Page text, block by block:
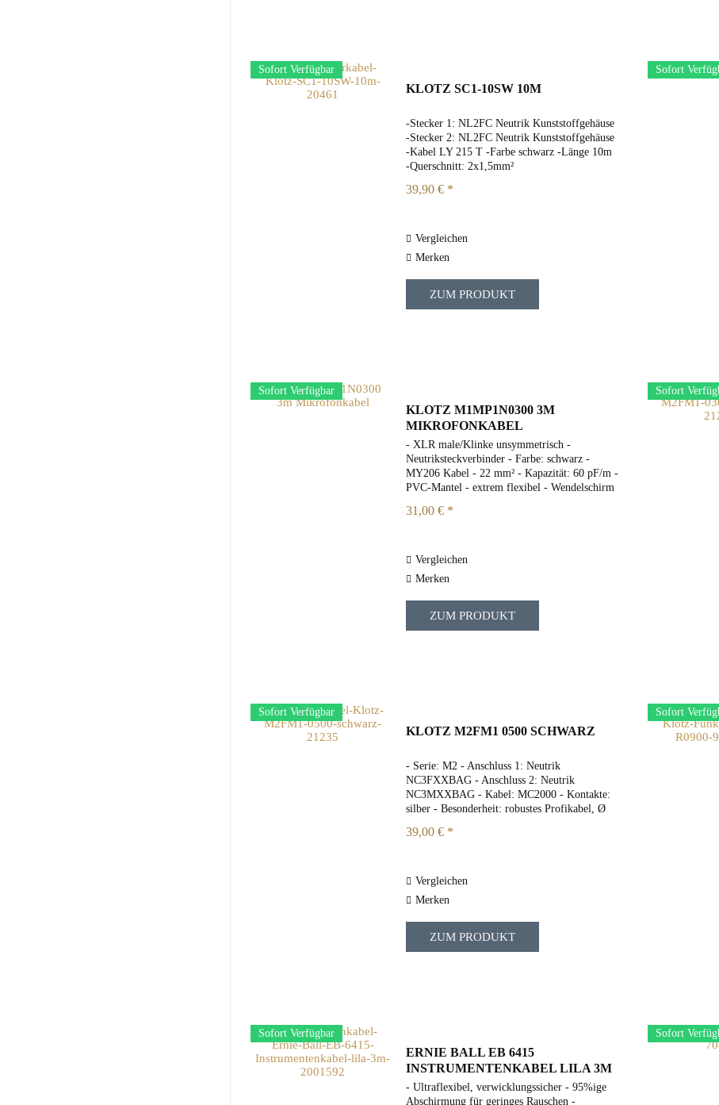
Sofort Verfügbar
KLOTZ SC1-10SW 10M
-Stecker 1: NL2FC Neutrik Kunststoffgehäuse
-Stecker 2: NL2FC Neutrik Kunststoffgehäuse
-Kabel LY 215 T -Farbe schwarz -Länge 10m
-Querschnitt: 2x1,5mm²
39,90 € *
Vergleichen
Merken
ZUM PRODUKT
Sofort
Sofort Verfügbar
KLOTZ M1MP1N0300 3M
MIKROFONKABEL
- XLR male/Klinke unsymmetrisch -
Neutriksteckverbinder - Farbe: schwarz -
MY206 Kabel - 22 mm² - Kapazität: 60 pF/m -
PVC-Mantel - extrem flexibel - Wendelschirm
31,00 € *
Vergleichen
Merken
ZUM PRODUKT
Sofort
Sofort Verfügbar
KLOTZ M2FM1 0500 SCHWARZ
- Serie: M2 - Anschluss 1: Neutrik
NC3FXXBAG - Anschluss 2: Neutrik
NC3MXXBAG - Kabel: MC2000 - Kontakte:
silber - Besonderheit: robustes Profikabel, Ø
Wendelschirm - Leiterquerschnitt: 0,22 mm²...
39,00 € *
Vergleichen
Merken
ZUM PRODUKT
Sofort
Sofort Verfügbar
ERNIE BALL EB 6415
INSTRUMENTENKABEL LILA 3M
- Ultraflexibel, verwicklungssicher - 95%ige
Abschirmung für geringes Rauschen -
Sofort